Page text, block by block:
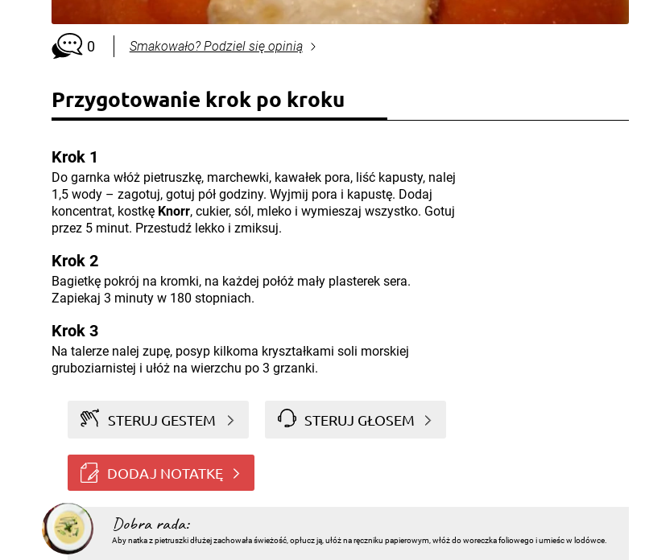
0 Smakowało? Podziel się opinią
Przygotowanie krok po kroku
Krok 1
Do garnka włóż pietruszkę, marchewki, kawałek pora, liść kapusty, nalej
1,5 wody – zagotuj, gotuj pół godziny. Wyjmij pora i kapustę. Dodaj
koncentrat, kostkę Knorr, cukier, sól, mleko i wymieszaj wszystko. Gotuj
przez 5 minut. Przestudź lekko i zmiksuj.
Krok 2
Bagietkę pokrój na kromki, na każdej połóż mały plasterek sera.
Zapiekaj 3 minuty w 180 stopniach.
Krok 3
Na talerze nalej zupę, posyp kilkoma kryształkami soli morskiej
gruboziarnistej i ułóż na wierzchu po 3 grzanki.
STERUJ GESTEM STERUJ GŁOSEM
DODAJ NOTATKĘ
Dobra rada:
Aby natka z pietruszki dłużej zachowała świeżość, opłucz ją, ułóż na ręczniku papierowym, włóż do woreczka foliowego i umieśc w lodówce.